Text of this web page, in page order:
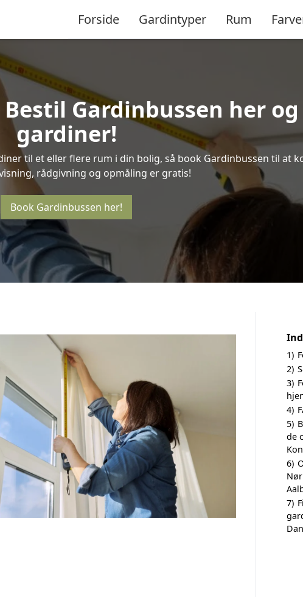
Forside Gardintyper Rum
Gardinbussen her
gardiner!
til et eller flere rum i din bolig, så book Gardinbussen til at
rådgivning og opmåling er gratis!
Book Gardinbussen her!
1)
2)
3)
4)
5)
de
6)
7)